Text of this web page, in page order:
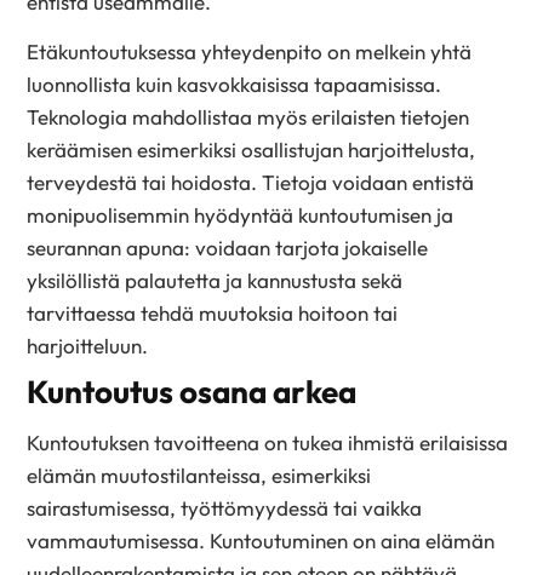
Etäkuntoutuksessa yhteydenpito on melkein yhtä
luonnollista kuin kasvokkaisissa tapaamisissa.
Teknologia mahdollistaa myös erilaisten tietojen
keräämisen esimerkiksi osallistujan harjoittelusta,
terveydestä tai hoidosta. Tietoja voidaan entistä
monipuolisemmin hyödyntää kuntoutumisen ja
seurannan apuna: voidaan tarjota jokaiselle
yksilöllistä palautetta ja kannustusta sekä
tarvittaessa tehdä muutoksia hoitoon tai
harjoitteluun.
Kuntoutus osana arkea
Kuntoutuksen tavoitteena on tukea ihmistä erilaisissa
elämän muutostilanteissa, esimerkiksi
sairastumisessa, työttömyydessä tai vaikka
vammautumisessa. Kuntoutuminen on aina elämän